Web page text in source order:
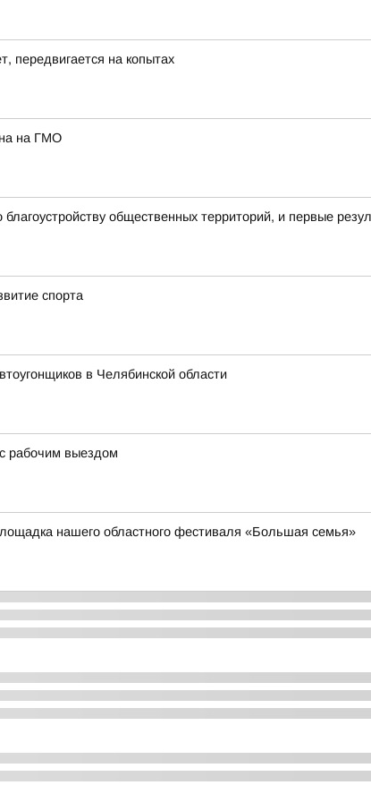
передвигается на копытах
на ГМО
общественных территорий, и первые
спорта
в Челябинской области
рабочим выездом
нашего областного фестиваля «Большая семья»